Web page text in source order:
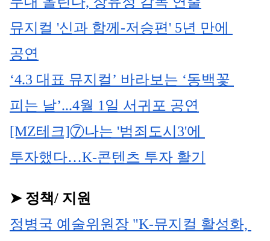
뮤지컬 '신과 함께-저승편' 5년 만에
공연
‘4.3 대표 뮤지컬’ 바라보는 ‘동백꽃
피는 날’...4월 1일 서귀포 공연
[MZ테크]⑦나는 '범죄도시3'에
투자했다…K-콘텐츠 투자 활기
➤ 정책/ 지원
정병국 예술위원장 "K-뮤지컬 활성화,